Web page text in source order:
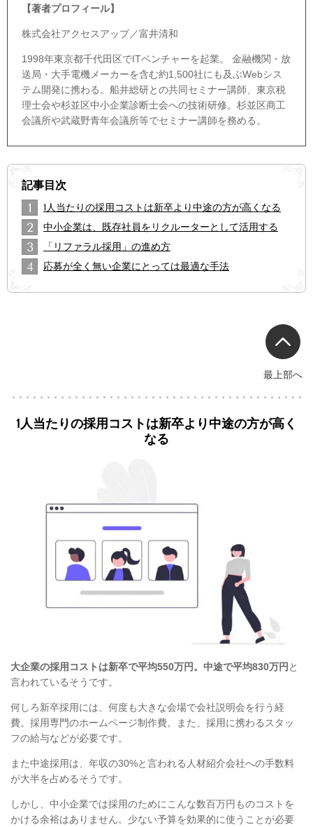
【著者プロフィール】
株式会社アクセスアップ／富井清和
1998年東京都千代田区でITベンチャーを起業。 金融機関・放
送局・大手電機メーカーを含む約1,500社にも及ぶWebシス
テム開発に携わる。船井総研との共同セミナー講師、東京税
理士会や杉並区中小企業診断士会への技術研修。杉並区商工
会議所や武蔵野青年会議所等でセミナー講師を務める。
記事目次
1 1人当たりの採用コストは新卒より中途の方が高くなる
2 中小企業は、既存社員をリクルーターとして活用する
3 「リファラル採用」の進め方
4 応募が全く無い企業にとっては最適な手法
最上部へ
1人当たりの採用コストは新卒より中途の方が高く
なる
大企業の採用コストは新卒で平均550万円。中途で平均830万円 と
言われているそうです。
何しろ新卒採用には、何度も大きな会場で会社説明会を行う経
費。採用専門のホームページ制作費。また、採用に携わるスタッ
フの給与などが必要です。
また中途採用は、年収の30%と言われる人材紹介会社への手数料
が大半を占めるそうです。
しかし、中小企業では採用のためにこんな数百万円ものコストを
かける余裕はありません。少ない予算を効果的に使うことが必要